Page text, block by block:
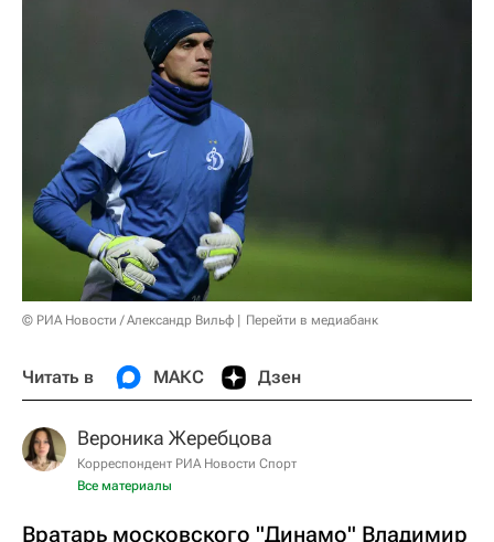
© РИА Новости / Александр Вильф Перейти в медиабанк
Читать в МАКС Дзен
Вероника Жеребцова
Корреспондент РИА Новости Спорт
Все материалы
Вратарь московского "Динамо" Владимир